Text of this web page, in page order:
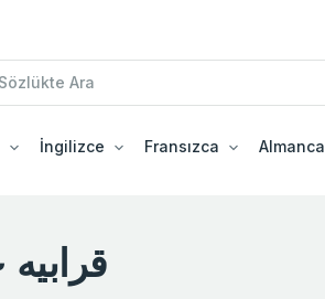
İngilizce Fransızca Almanca
kurabiye ~ قرابيه